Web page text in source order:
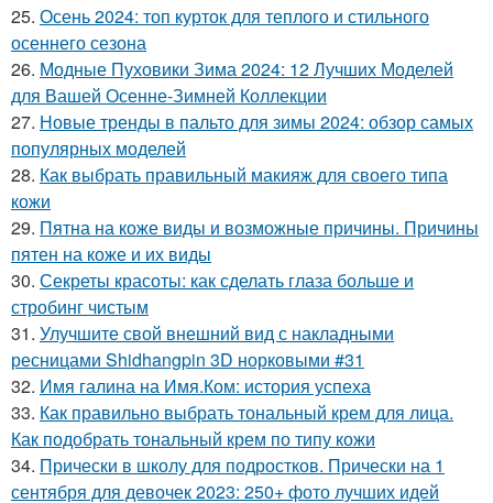
25. Осень 2024: топ курток для теплого и стильного
осеннего сезона
26. Модные Пуховики Зима 2024: 12 Лучших Моделей
для Вашей Осенне-Зимней Коллекции
27. Новые тренды в пальто для зимы 2024: обзор самых
популярных моделей
28. Как выбрать правильный макияж для своего типа
кожи
29. Пятна на коже виды и возможные причины. Причины
пятен на коже и их виды
30. Секреты красоты: как сделать глаза больше и
стробинг чистым
31. Улучшите свой внешний вид с накладными
ресницами Shidhangpin 3D норковыми #31
32. Имя галина на Имя.Ком: история успеха
33. Как правильно выбрать тональный крем для лица.
Как подобрать тональный крем по типу кожи
34. Прически в школу для подростков. Прически на 1
сентября для девочек 2023: 250+ фото лучших идей